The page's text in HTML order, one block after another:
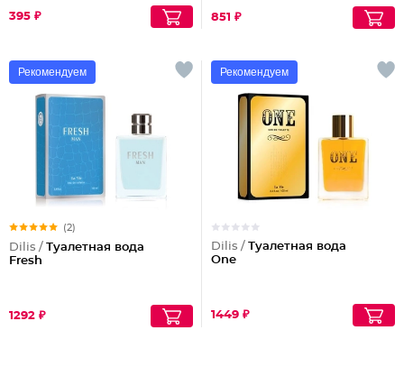
395 ₽ 851 ₽
Рекомендуем
(2)
Dilis / Туалетная вода
Fresh
1292 ₽
Рекомендуем
Dilis / Туалетная вода
One
1449 ₽